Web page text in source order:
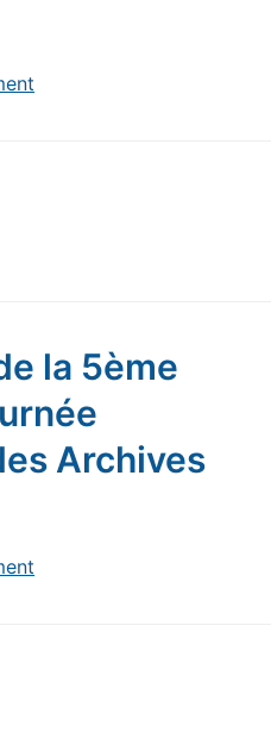
la 5ème
Archives